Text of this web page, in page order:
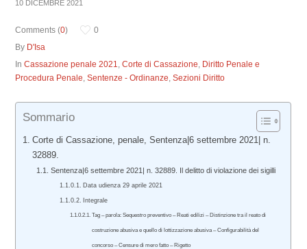
10 DICEMBRE 2021
Comments (0)
0
By D'Isa
InCassazione penale 2021,Corte di Cassazione, Diritto Penale e
Procedura Penale,Sentenze - Ordinanze,Sezioni Diritto
Sommario
Corte di Cassazione, penale, Sentenza|6 settembre 2021| n.
32889.
Sentenza|6 settembre 2021| n. 32889. Il delitto di violazione dei sigilli
Data udienza 29 aprile 2021
Integrale
Tag – parola: Sequestro preventivo – Reati edilizi – Distinzione tra il reato di
costruzione abusiva e quello di lottizzazione abusiva – Configurabilità del
concorso – Censure di mero fatto – Rigetto